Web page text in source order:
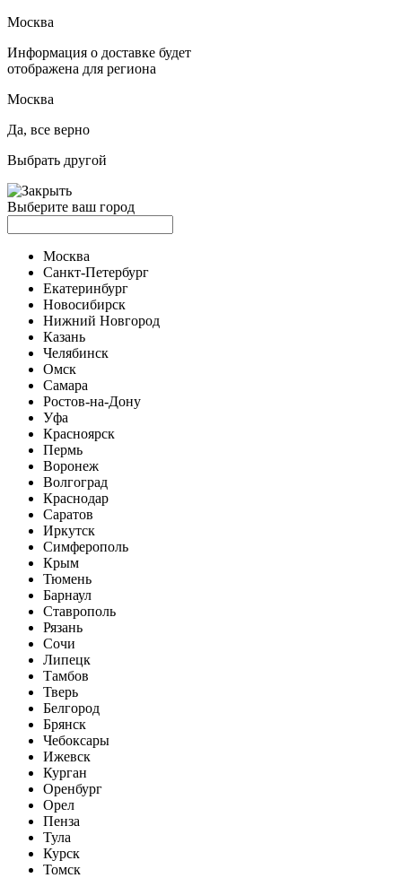
Москва
Информация о доставке будет
отображена для региона
Москва
Да, все верно
Выбрать другой
Выберите ваш город
Москва
Санкт-Петербург
Екатеринбург
Новосибирск
Нижний Новгород
Казань
Челябинск
Омск
Самара
Ростов-на-Дону
Уфа
Красноярск
Пермь
Воронеж
Волгоград
Краснодар
Саратов
Иркутск
Симферополь
Крым
Тюмень
Барнаул
Ставрополь
Рязань
Сочи
Липецк
Тамбов
Тверь
Белгород
Брянск
Чебоксары
Ижевск
Курган
Оренбург
Орел
Пенза
Тула
Курск
Томск